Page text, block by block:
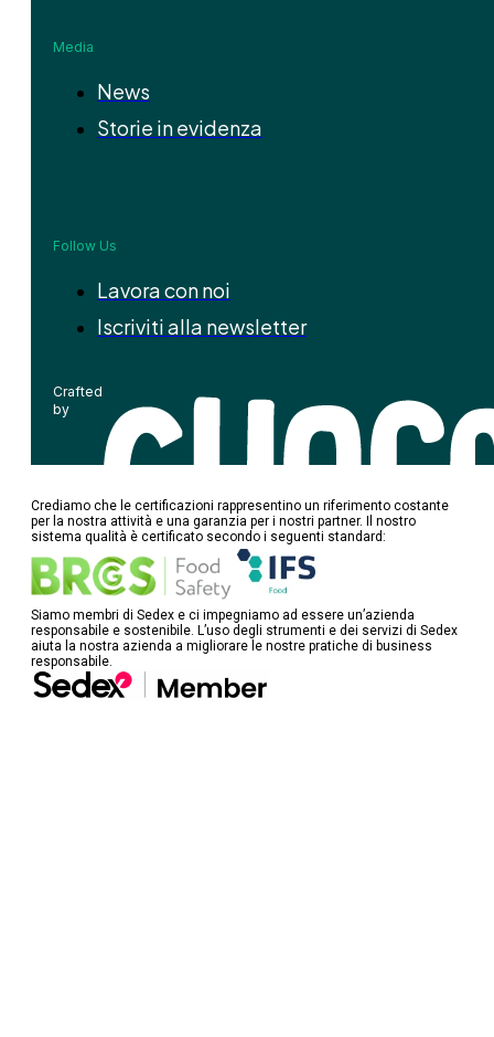
Media
News
Storie in evidenza
Follow Us
Lavora con noi
Iscriviti alla newsletter
Crafted
by
Crediamo che le certificazioni rappresentino un riferimento costante
per la nostra attività e una garanzia per i nostri partner. Il nostro
sistema qualità è certificato secondo i seguenti standard:
Siamo membri di Sedex e ci impegniamo ad essere un’azienda
responsabile e sostenibile. L’uso degli strumenti e dei servizi di Sedex
aiuta la nostra azienda a migliorare le nostre pratiche di business
responsabile.